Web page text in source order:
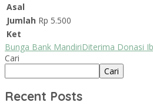
Asal
Jumlah Rp 5.500
Ket
Bunga Bank MandiriDiterima Donasi
Cari
Cari
Recent Posts